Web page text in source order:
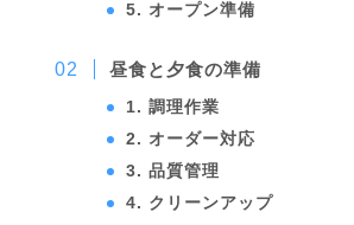
5. オープン準備
昼食と夕食の準備
1. 調理作業
2. オーダー対応
3. 品質管理
4. クリーンアップ